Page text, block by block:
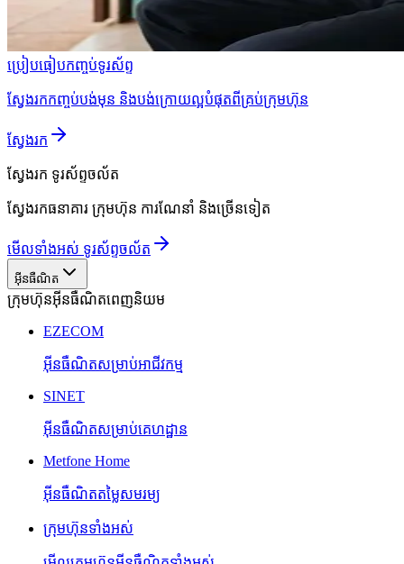
ប្រៀបធៀបកញ្ចប់ទូរស័ព្ទ
ស្វែងរកកញ្ចប់បង់មុន និងបង់ក្រោយល្អបំផុតពីគ្រប់ក្រុមហ៊ុន
ស្វែងរក
ស្វែងរក ទូរស័ព្ទចល័ត
ស្វែងរកធនាគារ ក្រុមហ៊ុន ការណែនាំ និងច្រើនទៀត
មើលទាំងអស់ ទូរស័ព្ទចល័ត
អ៊ីនធឺណិត
ក្រុមហ៊ុនអ៊ីនធឺណិតពេញនិយម
EZECOM
អ៊ីនធឺណិតសម្រាប់អាជីវកម្ម
SINET
អ៊ីនធឺណិតសម្រាប់គេហដ្ឋាន
Metfone Home
អ៊ីនធឺណិតតម្លៃសមរម្យ
ក្រុមហ៊ុនទាំងអស់